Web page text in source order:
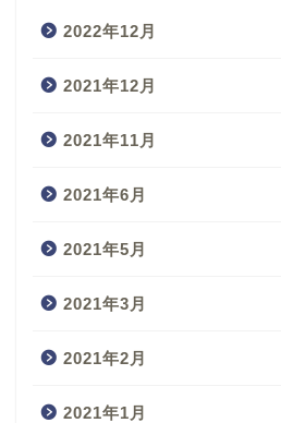
2022年12月
2021年12月
2021年11月
2021年6月
2021年5月
2021年3月
2021年2月
2021年1月